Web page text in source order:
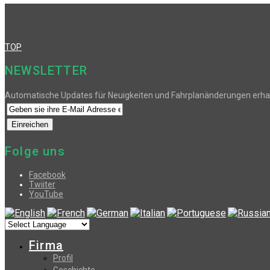
TOP
NEWSLETTER
Automatische Updates für Neuigkeiten und Fahrplanänderungen
Folge uns
Facebook
Twiiter
YouTube
Firma
Profil